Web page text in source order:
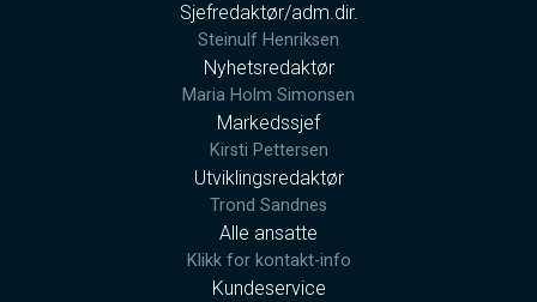
Sjefredaktør/adm.dir.
Steinulf Henriksen
Nyhetsredaktør
Maria Holm Simonsen
Markedssjef
Kirsti Pettersen
Utviklingsredaktør
Trond Sandnes
Alle ansatte
Klikk for kontakt-info
Kundeservice